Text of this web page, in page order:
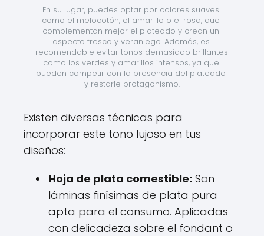
En su lugar, puedes optar por colores suaves
como el melocotón, el amarillo o el rosa, que
complementan mejor el plateado y crean un
aspecto fresco y veraniego. Además, es
recomendable evitar tonos demasiado brillantes
como los verdes y amarillos intensos, ya que
pueden competir con la presencia del plateado
y restarle protagonismo.
Existen diversas técnicas para
incorporar este tono lujoso en tus
diseños:
Hoja de plata comestible: Son
láminas finísimas de plata pura
apta para el consumo. Aplicadas
con delicadeza sobre el fondant o